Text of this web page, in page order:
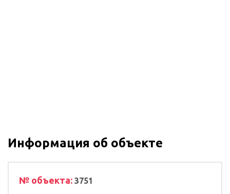
Информация об объекте
№ объекта: 3751